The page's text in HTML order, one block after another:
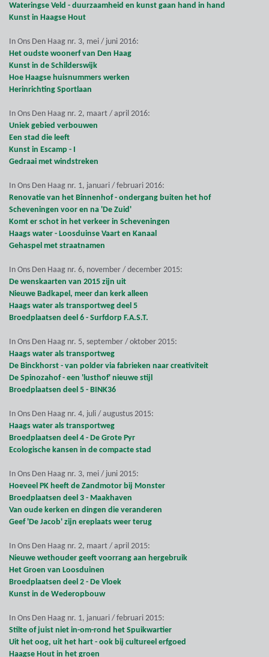
Wateringse Veld - duurzaamheid en kunst gaan hand in hand
Kunst in Haagse Hout
In Ons Den Haag nr. 3, mei / juni 2016:
Het oudste woonerf van Den Haag
Kunst in de Schilderswijk
Hoe Haagse huisnummers werken
Herinrichting Sportlaan
In Ons Den Haag nr. 2, maart / april 2016:
Uniek gebied verbouwen
Een stad die leeft
Kunst in Escamp - I
Gedraai met windstreken
In Ons Den Haag nr. 1, januari / februari 2016:
Renovatie van het Binnenhof - ondergang buiten het hof
Scheveningen voor en na 'De Zuid'
Komt er schot in het verkeer in Scheveningen
Haags water - Loosduinse Vaart en Kanaal
Gehaspel met straatnamen
In Ons Den Haag nr. 6, november / december 2015:
De wenskaarten van 2015 zijn uit
Nieuwe Badkapel, meer dan kerk alleen
Haags water als transportweg deel 5
Broedplaatsen deel 6 - Surfdorp F.A.S.T.
In Ons Den Haag nr. 5, september / oktober 2015:
Haags water als transportweg
De Binckhorst - van polder via fabrieken naar creativiteit
De Spinozahof - een 'lusthof' nieuwe stijl
Broedplaatsen deel 5 - BINK36
In Ons Den Haag nr. 4, juli / augustus 2015:
Haags water als transportweg
Broedplaatsen deel 4 - De Grote Pyr
Ecologische kansen in de compacte stad
In Ons Den Haag nr. 3, mei / juni 2015:
Hoeveel PK heeft de Zandmotor bij Monster
Broedplaatsen deel 3 - Maakhaven
Van oude kerken en dingen die veranderen
Geef 'De Jacob' zijn ereplaats weer terug
In Ons Den Haag nr. 2, maart / april 2015:
Nieuwe wethouder geeft voorrang aan hergebruik
Het Groen van Loosduinen
Broedplaatsen deel 2 - De Vloek
Kunst in de Wederopbouw
In Ons Den Haag nr. 1, januari / februari 2015:
Stilte of juist niet in-om-rond het Spuikwartier
Uit het oog, uit het hart - ook bij cultureel erfgoed
Haagse Hout in het groen